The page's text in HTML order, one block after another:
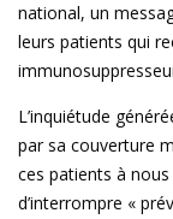
national, un
leurs patients qui
L’inquiétude
par sa couverture
ces patients à
d’interrompre «